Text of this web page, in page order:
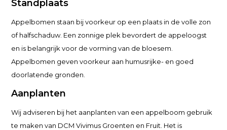
Standplaats
Appelbomen staan bij voorkeur op een plaats in de volle zon
of halfschaduw. Een zonnige plek bevordert de appeloogst
en is belangrijk voor de vorming van de bloesem.
Appelbomen geven voorkeur aan humusrijke- en goed
doorlatende gronden.
Aanplanten
Wij adviseren bij het aanplanten van een appelboom gebruik
te maken van DCM Vivimus Groenten en Fruit. Het is